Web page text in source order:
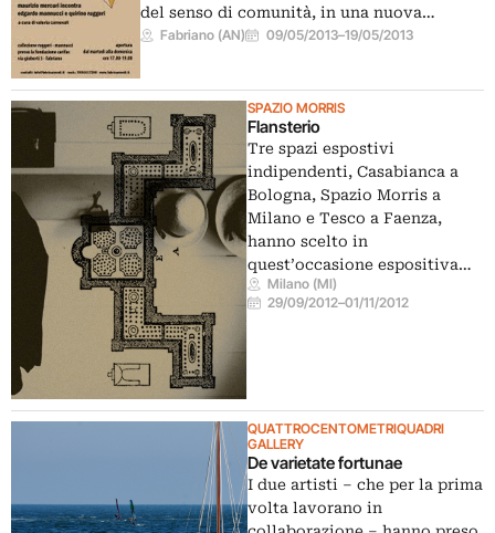
del senso di comunità, in una nuova…
Fabriano (AN) 09/05/2013–19/05/2013
SPAZIO MORRIS
Flansterio
Tre spazi espostivi
indipendenti, Casabianca a
Bologna, Spazio Morris a
Milano e Tesco a Faenza,
hanno scelto in
quest’occasione espositiva…
Milano (MI)
29/09/2012–01/11/2012
QUATTROCENTOMETRIQUADRI
GALLERY
De varietate fortunae
I due artisti – che per la prima
volta lavorano in